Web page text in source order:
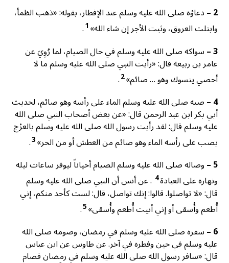
2 – دعاؤه صلى الله عليه وسلم عند الإفطار، بقوله: «ذهب الظمأ،
وابتلت العروق، وثبت الأجر إن شاء الله»1
.
3 – سواكه صلى الله عليه وسلم في حال الصيام، لما رُوِيَ عن
عامر بن ربيعة قال: «رأيت النبي صلى الله عليه وسلم ما لا
أحصي يتسوك وهو … صائم»2
.
4 – صبه صلى الله عليه وسلم الماء على رأسه وهو صائم، لحديث
أبي بكر ابن عبد الرحمن قال: «عن بعض أصحاب النبي صلى الله
عليه وسلم قال: لقد رأيت رسول الله صلى الله عليه وسلم بالعرْج
يصب على رأسه الماء وهو صائم من العطش أو من الحر»3
.
5 – وصاله صلى الله عليه وسلم الصيام أحياناً ليوفر ساعات ليله
ونهاره على العبادة4 . عن أنس أن النبي صلى الله عليه وسلم
قال: «لا تواصلوا. قالوا: إنك تواصل، قال: لست كأحد منكم، إني
أُطعم وأُسقى أو إني أبيت أُطعم وأُسقى»5
.
6 – سفره صلى الله عليه وسلم في رمضان، وصومه صلى الله
عليه وسلم في حين وفطره في آخر. عن طاوس عن ابن عباس
قال: «سافر رسول الله صلى الله عليه وسلم في رمضان فصام